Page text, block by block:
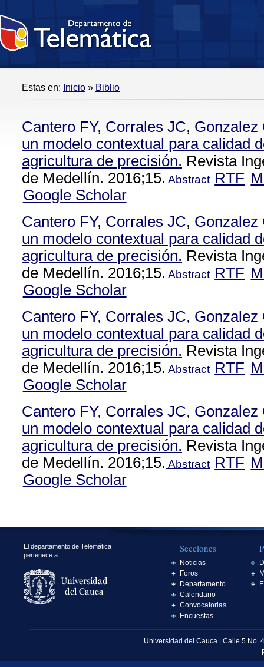
Estas en: Inicio » Biblio
Cantero FY, Corrales JC, Gonzalez
un modelo contextual para calidad
agricultura de precisión. Revista
de Medellín. 2016;15. Abstract RTF
Google Scholar
Cantero FY, Corrales JC, Gonzalez
un modelo contextual para calidad
agricultura de precisión. Revista
de Medellín. 2016;15. Abstract RTF
Google Scholar
Cantero FY, Corrales JC, Gonzalez
un modelo contextual para calidad
agricultura de precisión. Revista
de Medellín. 2016;15. Abstract RTF
Google Scholar
Cantero FY, Corrales JC, Gonzalez
un modelo contextual para calidad
agricultura de precisión. Revista
de Medellín. 2016;15. Abstract RTF
Google Scholar
El departamento de Telemática
pertenece a:
Secciones
Noticias
Foros
Departamento
Calendario
Convocatorias
Encuestas
Universidad del Cauca | Calle 5 No.